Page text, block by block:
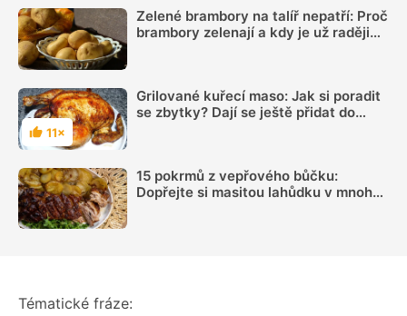
Zelené brambory na talíř nepatří: Proč
brambory zelenají a kdy je už raději
Hodnocení
11×
Grilované kuřecí maso: Jak si poradit
se zbytky? Dají se ještě přidat do
15 pokrmů z vepřového bůčku:
Dopřejte si masitou lahůdku v mnoha
Tématické fráze: